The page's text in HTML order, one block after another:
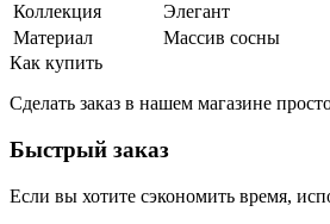
Коллекция
Элегант
Материал
Массив сосны
Как купить
Сделать заказ в нашем магазине
Быстрый заказ
Если вы хотите сэкономить время,